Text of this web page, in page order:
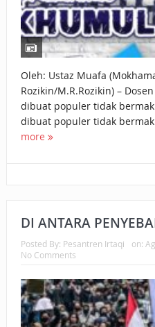
Oleh: Ustaz Muafa
Rozikin/M.R.Rozikin) –
dibuat populer tidak
dibuat populer tidak
more
DI ANTARA
Posted By: Pesantren Irtaqi on:
No Comments